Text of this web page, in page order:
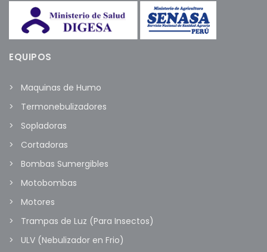
EQUIPOS
Maquinas de Humo
Termonebulizadores
Sopladoras
Cortadoras
Bombas Sumergibles
Motobombas
Motores
Trampas de Luz (Para Insectos)
ULV (Nebulizador en Frio)